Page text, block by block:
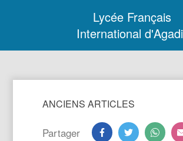
Lycée Français
International
ANCIENS ARTICLES
Partager